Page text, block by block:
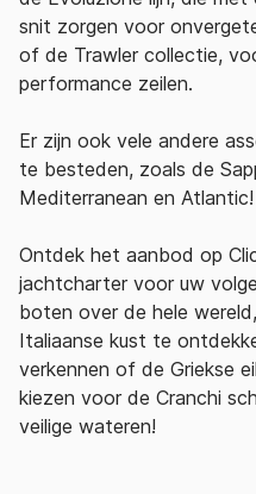
snit zorgen voor
of de Trawler collectie,
performance zeilen.
Er zijn ook vele andere
te besteden, zoals de
Mediterranean en Atlantic!
Ontdek het aanbod op
jachtcharter voor uw
boten over de hele
Italiaanse kust te
verkennen of de Griekse
kiezen voor de Cranchi
veilige wateren!